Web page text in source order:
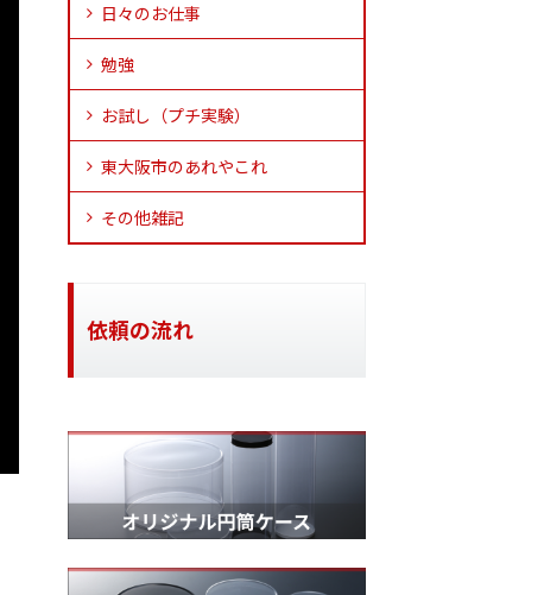
日々のお仕事
勉強
お試し（プチ実験）
東大阪市のあれやこれ
その他雑記
依頼の流れ